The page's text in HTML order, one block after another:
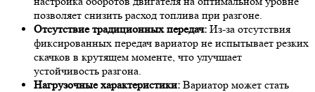
позволяет снизить расход топлива при разгоне.
Отсутствие традиционных передач: Из-за отсутствия
фиксированных передач вариатор не испытывает резких
скачков в крутящем моменте, что улучшает
устойчивость разгона.
Нагрузочные характеристики: Вариатор может стать